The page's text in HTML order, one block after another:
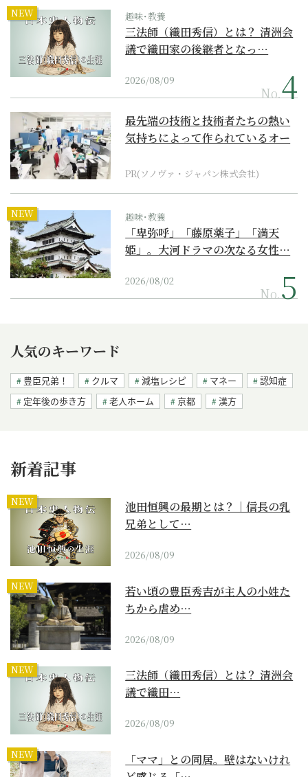
NEW 趣味･教養
三法師（織田秀信）とは？ 清洲会
議で織田家の後継者となっ…
2026/08/09
No.
最先端の技術と技術者たちの熱い
気持ちによって作られているオー
PR(ソノヴァ・ジャパン株式会社)
NEW 趣味･教養
「卑弥呼」「藤原薬子」「満天
姫」。大河ドラマの次なる女性…
2026/08/02
No.
人気のキーワード
豊臣兄弟！ クルマ 減塩レシピ マネー
認知症
定年後の歩き方
老人ホーム 京都 漢方
新着記事
NEW
池田恒興の最期とは？｜信長の乳
兄弟として…
2026/08/09
NEW
若い頃の豊臣秀吉が主人の小姓た
ちから虐め…
2026/08/09
NEW
三法師（織田秀信）とは？ 清洲会
議で織田…
2026/08/09
NEW
「ママ」との同居。壁はないけれ